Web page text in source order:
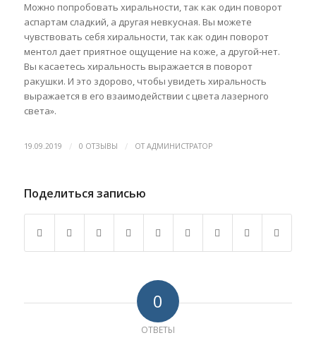
Можно попробовать хиральности, так как один поворот
аспартам сладкий, а другая невкусная. Вы можете
чувствовать себя хиральности, так как один поворот
ментол дает приятное ощущение на коже, а другой-нет.
Вы касаетесь хиральность выражается в поворот
ракушки. И это здорово, чтобы увидеть хиральность
выражается в его взаимодействии с цвета лазерного
света».
19.09.2019 / 0 ОТЗЫВЫ / ОТАДМИНИСТРАТОР
Поделиться записью
0
ОТВЕТЫ